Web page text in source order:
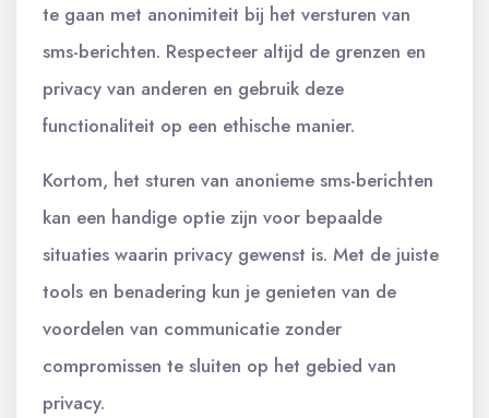
te gaan met anonimiteit bij het versturen van
sms-berichten. Respecteer altijd de grenzen en
privacy van anderen en gebruik deze
functionaliteit op een ethische manier.
Kortom, het sturen van anonieme sms-berichten
kan een handige optie zijn voor bepaalde
situaties waarin privacy gewenst is. Met de juiste
tools en benadering kun je genieten van de
voordelen van communicatie zonder
compromissen te sluiten op het gebied van
privacy.